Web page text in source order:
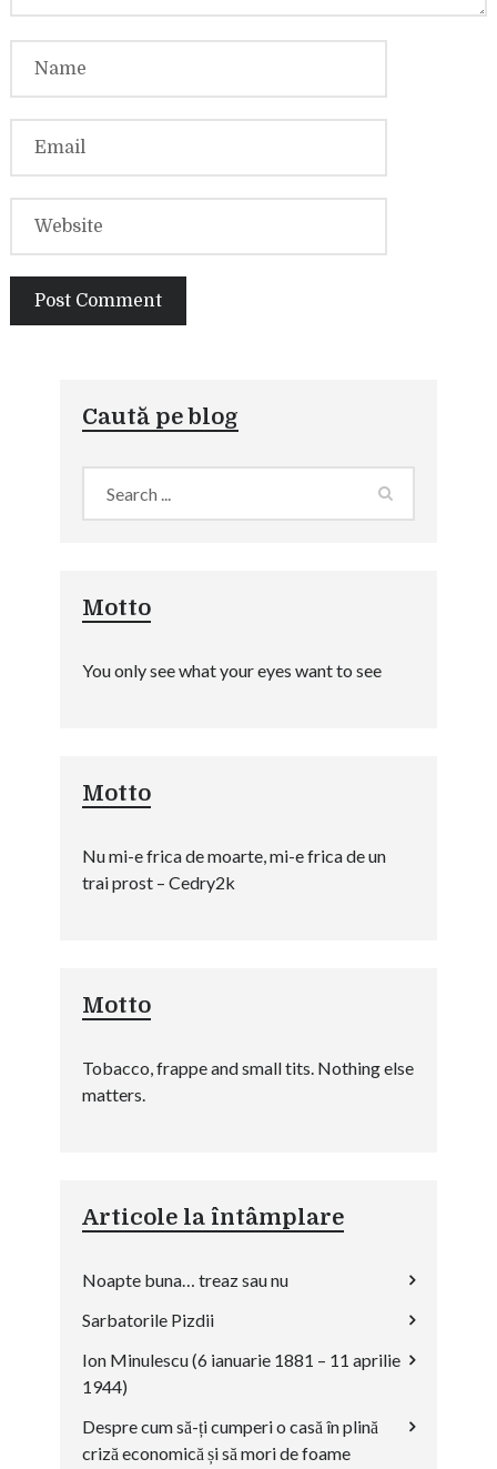
Caută pe blog
Motto
You only see what your eyes want to see
Motto
Nu mi-e frica de moarte, mi-e frica de un
trai prost – Cedry2k
Motto
Tobacco, frappe and small tits. Nothing else
matters.
Articole la întâmplare
Noapte buna… treaz sau nu
Sarbatorile Pizdii
Ion Minulescu (6 ianuarie 1881 – 11 aprilie
1944)
Despre cum să-ți cumperi o casă în plină
criză economică și să mori de foame